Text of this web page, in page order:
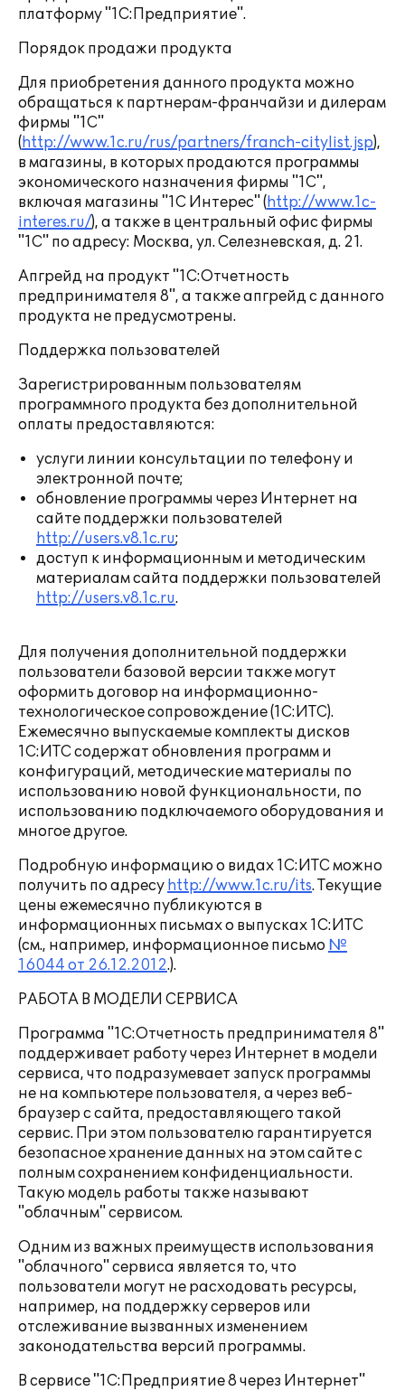
платформу "1С:Предприятие".
Порядок продажи продукта
Для приобретения данного продукта можно
обращаться к партнерам-франчайзи и дилерам
фирмы "1С"
(http://www.1c.ru/rus/partners/franch-citylist.jsp),
в магазины, в которых продаются программы
экономического назначения фирмы "1С",
включая магазины "1С Интерес" (http://www.1c-
interes.ru/), а также в центральный офис фирмы
"1С" по адресу: Москва, ул. Селезневская, д. 21.
Апгрейд на продукт "1С:Отчетность
предпринимателя 8", а также апгрейд с данного
продукта не предусмотрены.
Поддержка пользователей
Зарегистрированным пользователям
программного продукта без дополнительной
оплаты предоставляются:
услуги линии консультации по телефону и
электронной почте;
обновление программы через Интернет на
сайте поддержки пользователей
http://users.v8.1c.ru;
доступ к информационным и методическим
материалам сайта поддержки пользователей
http://users.v8.1c.ru.
Для получения дополнительной поддержки
пользователи базовой версии также могут
оформить договор на информационно-
технологическое сопровождение (1С:ИТС).
Ежемесячно выпускаемые комплекты дисков
1С:ИТС содержат обновления программ и
конфигураций, методические материалы по
использованию новой функциональности, по
использованию подключаемого оборудования и
многое другое.
Подробную информацию о видах 1С:ИТС можно
получить по адресу http://www.1c.ru/its. Текущие
цены ежемесячно публикуются в
информационных письмах о выпусках 1С:ИТС
(см., например, информационное письмо №
16044 от 26.12.2012.).
РАБОТА В МОДЕЛИ СЕРВИСА
Программа "1С:Отчетность предпринимателя 8"
поддерживает работу через Интернет в модели
сервиса, что подразумевает запуск программы
не на компьютере пользователя, а через веб-
браузер с сайта, предоставляющего такой
сервис. При этом пользователю гарантируется
безопасное хранение данных на этом сайте с
полным сохранением конфиденциальности.
Такую модель работы также называют
"облачным" сервисом.
Одним из важных преимуществ использования
"облачного" сервиса является то, что
пользователи могут не расходовать ресурсы,
например, на поддержку серверов или
отслеживание вызванных изменением
законодательства версий программы.
В сервисе "1С:Предприятие 8 через Интернет"